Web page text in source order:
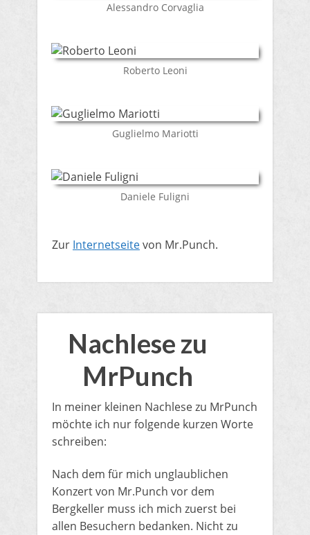
​Alessandro Corvaglia
​Roberto Leoni
​Guglielmo Mariotti
​Daniele Fuligni
​Zur Internetseitevon Mr.Punch.
Nachlese zu
MrPunch
​In meiner kleinen Nachlese zu MrPunch
möchte ich nur folgende kurzen Worte
schreiben:
​Nach dem für mich unglaublichen
Konzert von Mr.Punch vor dem
Bergkeller muss ich mich zuerst bei
allen Besuchern bedanken. Nicht zu